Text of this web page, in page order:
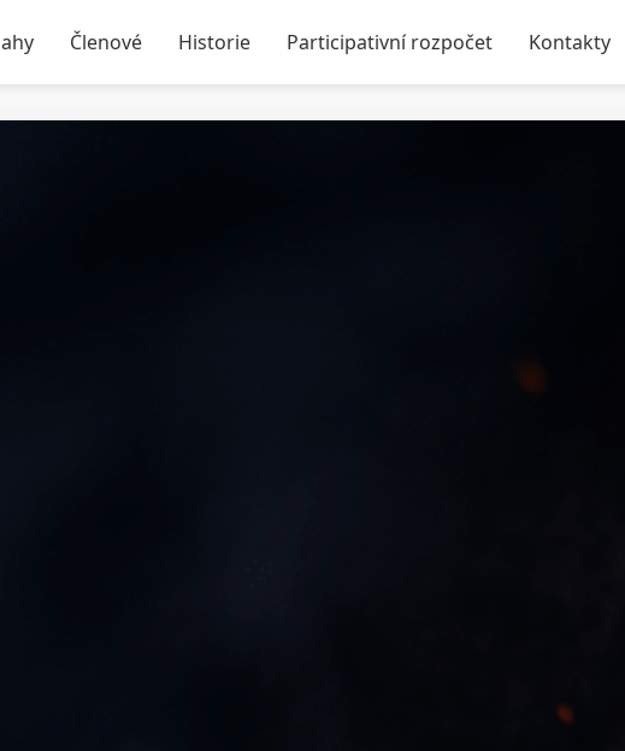
Členové Historie Participativní rozpočet Kontakty